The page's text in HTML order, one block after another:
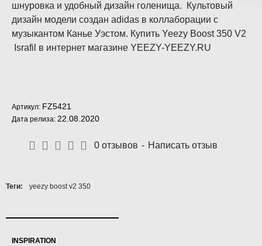
шнуровка и удобный дизайн голенища. Культовый
дизайн модели создан adidas в коллаборации с
музыкантом Канье Уэстом. Купить Yeezy Boost 350 V2
Israfil в интернет магазине YEEZY-YEEZY.RU
Артикул: FZ5421
Дата релиза: 22.08.2020
0 отзывов - Написать отзыв
Теги: yeezy boost v2 350
INSPIRATION